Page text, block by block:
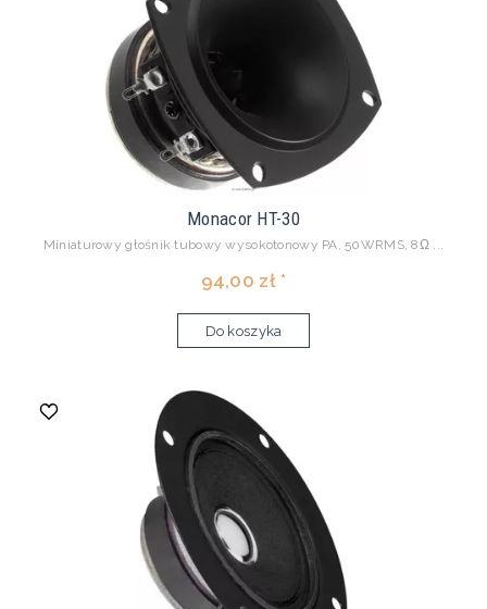
Monacor HT-30
Miniaturowy głośnik tubowy wysokotonowy PA, 50WRMS, 8Ω ...
94,00 zł *
Do koszyka